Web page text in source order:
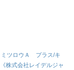
ツロウＡ プラス/キ
株式会社レイデルジャ